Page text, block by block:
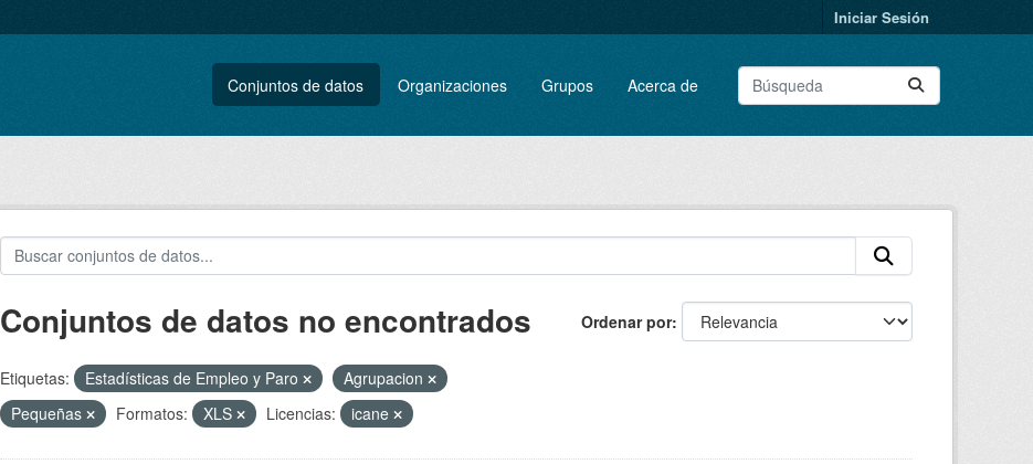
Iniciar Sesión
Conjuntos de datos Organizaciones Grupos Acerca de
Ordenar por
Conjuntos de datos no encontrados
Etiquetas: Estadísticas de Empleo y Paro
Agrupacion
Pequeñas
Formatos: XLS Licencias: icane